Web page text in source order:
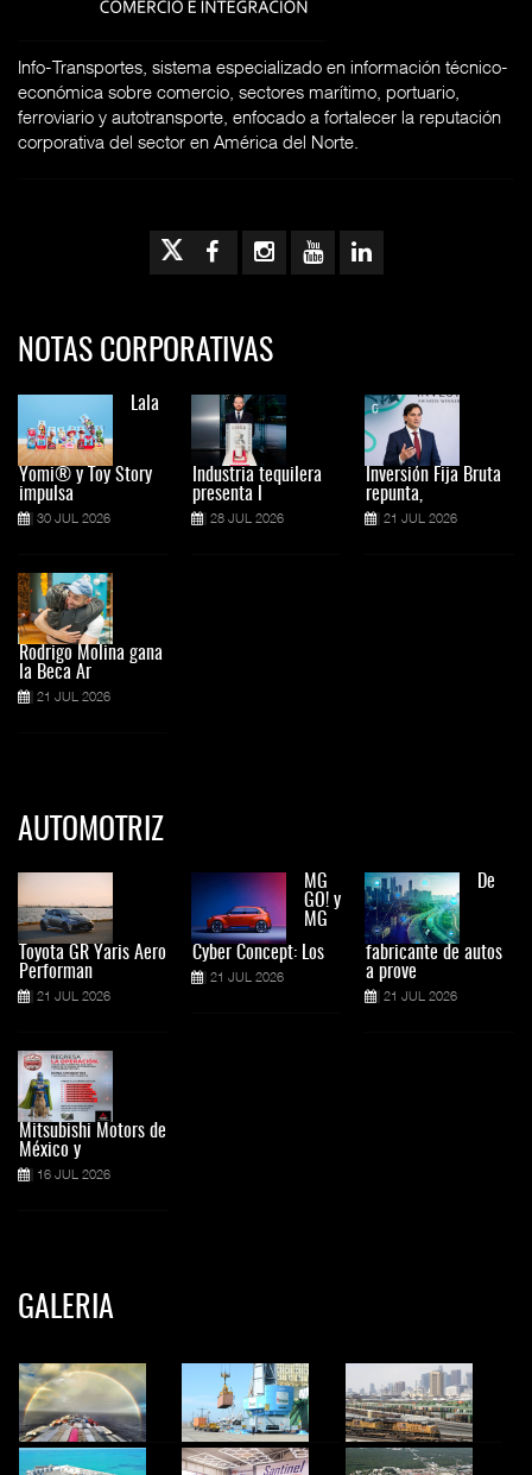
Info-Transportes, sistema especializado en información técnico-
económica sobre comercio, sectores marítimo, portuario,
ferroviario y autotransporte, enfocado a fortalecer la reputación
corporativa del sector en América del Norte.
NOTAS CORPORATIVAS
Lala
Yomi® y Toy Story
impulsa
30 JUL 2026
Rodrigo Molina gana
la Beca Ar
21 JUL 2026
Industria tequilera
presenta l
28 JUL 2026
Inversión Fija Bruta
repunta,
21 JUL 2026
AUTOMOTRIZ
Toyota GR Yaris Aero
Performan
21 JUL 2026
Mitsubishi Motors de
México y
16 JUL 2026
MG
GO! y
MG
Cyber Concept: Los
21 JUL 2026
De
fabricante de autos
a prove
21 JUL 2026
GALERIA